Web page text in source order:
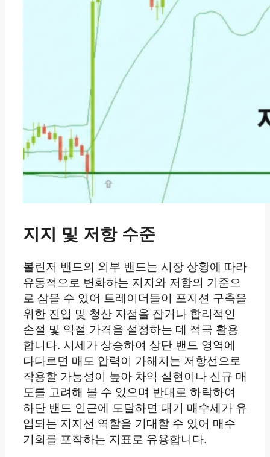
지지 및 저항 수준
볼린저 밴드의 외부 밴드는 시장 상황에 따라
유동적으로 변화하는 지지와 저항의 기준으
로 삼을 수 있어 트레이더들이 포지션 구축을
위한 진입 및 청산 지점을 잡거나 합리적인
손절 및 익절 가격을 설정하는 데 적극 활용
합니다. 시세가 상승하여 상단 밴드 영역에
다다르면 매도 압력이 가해지는 저항선으로
작용할 가능성이 높아 차익 실현이나 신규 매
도를 고려해 볼 수 있으며 반대로 하락하여
하단 밴드 인근에 도달하면 대기 매수세가 유
입되는 지지선 역할을 기대할 수 있어 매수
기회를 포착하는 지표로 유용합니다.